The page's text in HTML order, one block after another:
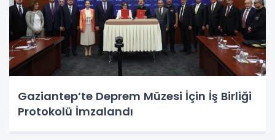
Gaziantep’te Deprem Müzesi İçin İş Birliği
Protokolü İmzalandı